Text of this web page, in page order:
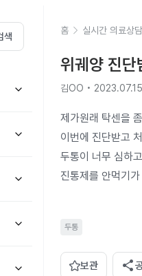
색
홈 실시간 의료상담
위궤양 진단
김OO • 2023.07.15
제가원래 탁센을
이번에 진단받고
두통이 너무 심하
진통제를 안먹기
두통
보관 share